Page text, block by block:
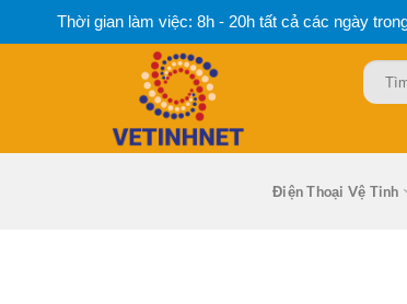
Thời gian làm việc: 8h - 20h tất cả các ngày
Tìm
kiếm:
Điện Thoại Vệ Tinh